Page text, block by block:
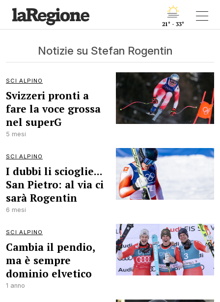
21° - 33°
Notizie su Stefan Rogentin
SCI ALPINO
Svizzeri pronti a
fare la voce grossa
nel superG
5 mesi
SCI ALPINO
I dubbi li scioglie...
San Pietro: al via ci
sarà Rogentin
6 mesi
SCI ALPINO
Cambia il pendio,
ma è sempre
dominio elvetico
1 anno